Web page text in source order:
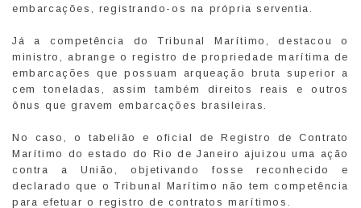
embarcações, registrando-os na própria serventia.
Já a competência do Tribunal Marítimo, destacou o
ministro, abrange o registro de propriedade marítima de
embarcações que possuam arqueação bruta superior a
cem toneladas, assim também direitos reais e outros
ônus que gravem embarcações brasileiras.
No caso, o tabelião e oficial de Registro de Contrato
Marítimo do estado do Rio de Janeiro ajuizou uma ação
contra a União, objetivando fosse reconhecido e
declarado que o Tribunal Marítimo não tem competência
para efetuar o registro de contratos marítimos.